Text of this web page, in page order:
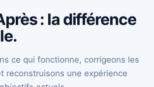
: la différence
ce qui fonctionne, corrigeons les
reconstruisons une expérience